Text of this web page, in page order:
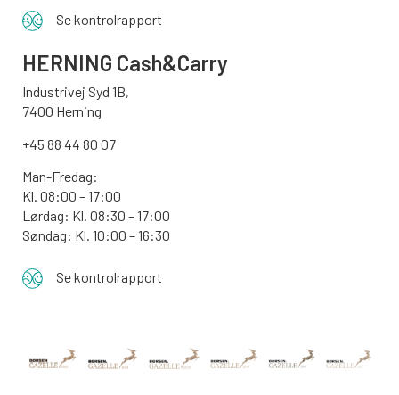
Se kontrolrapport
HERNING Cash&Carry
Industrivej Syd 1B,
7400 Herning
+45 88 44 80 07
Man-Fredag:
Kl. 08:00 – 17:00
Lørdag: Kl. 08:30 – 17:00
Søndag: Kl. 10:00 – 16:30
Se kontrolrapport